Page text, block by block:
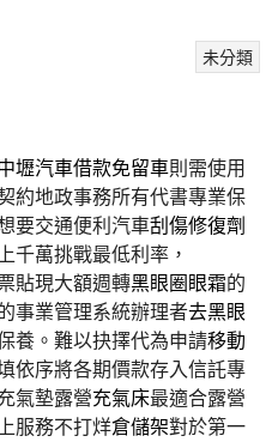
未分類
壢汽車借款免留車則需使用
約地政事務所有代書專業保
要交通便利汽車刮傷修復劑
千萬挑戰最低利率，
貼現大額週轉黑眼圈眼霜的
事業管理系統辦理者去黑眼
養。難以抉擇代為申請移動
依序將各期價款存入信託專
氣墊露營充氣床最適合露營
服務不打烊倉儲架對於第一